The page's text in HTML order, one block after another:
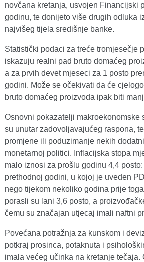
novčana kretanja, usvojen Financijski
godinu, te donijeto više drugih odluka
najvišeg tijela središnje banke.
Statistički podaci za treće tromjesečje
iskazuju realni pad bruto domaćeg
a za prvih devet mjeseci za 1 posto
godini. Može se očekivati da će
bruto domaćeg proizvoda ipak biti
Osnovni pokazatelji makroekonomske
su unutar zadovoljavajućeg raspona,
promjene ili poduzimanje nekih
monetarnoj politici. Inflacijska stopa
malo iznosi za prošlu godinu 4,4
prethodnoj godini, u kojoj je uveden
nego tijekom nekoliko godina prije
porasli su lani 3,6 posto, a
čemu su značajan utjecaj imali naftni
Povećana potražnja za kunskom i
potkraj prosinca, potaknuta i
imala većeg učinka na kretanje tečaja.